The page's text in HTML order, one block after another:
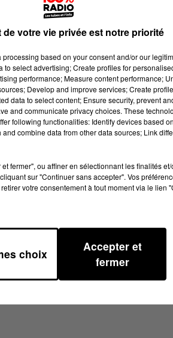
de votre vie privée est notre priorité
based on your consent and/or our
select advertising; Create profiles for
performance; Measure content performance;
Develop and improve services; Create
data to select content; Ensure security, prevent
and communicate privacy choices. These
following functionalities: Identify devices based
combine data from other data sources; Link
fermer", ou affiner en sélectionnant les finalités
sur "Continuer sans accepter". Vos
votre consentement à tout moment via le lien
choix
Accepter et
fermer